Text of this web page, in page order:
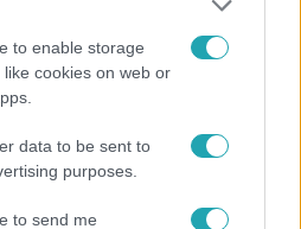
to enable storage
cookies on web or
data to be sent to
purposes.
to send me